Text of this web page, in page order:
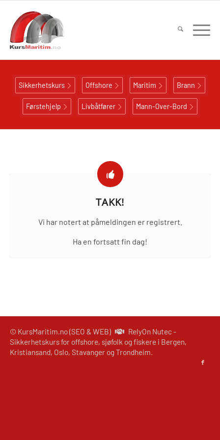
Sikkerhetskurs Offshore Maritim Brann
Førstehjelp Livbåtfører Mann-Over-Bord
TAKK!
Vi har notert at påmeldingen er registrert.
Ha en fortsatt fin dag!
© KursMaritim.no (SEO & WEB)
RelyOn Nutec -
Sikkerhetskurs for offshore, sjøfolk og fiskere i Bergen,
Kristiansand, Oslo, Stavanger og Trondheim.